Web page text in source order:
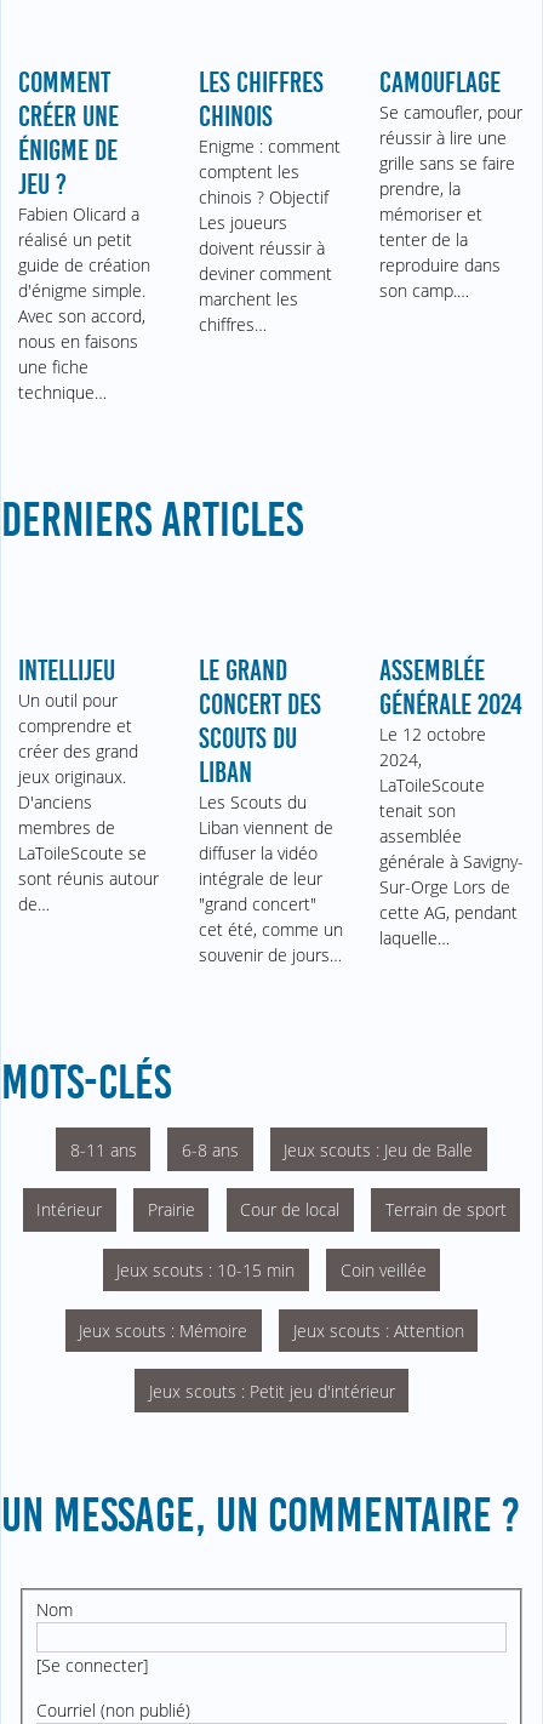
COMMENT
CRÉER UNE
ÉNIGME DE
JEU ?
Fabien Olicard a
réalisé un petit
guide de création
d'énigme simple.
Avec son accord,
nous en faisons
une fiche
technique…
LES CHIFFRES
CHINOIS
Enigme : comment
comptent les
chinois ? Objectif
Les joueurs
doivent réussir à
deviner comment
marchent les
chiffres…
CAMOUFLAGE
Se camoufler, pour
réussir à lire une
grille sans se faire
prendre, la
mémoriser et
tenter de la
reproduire dans
son camp.…
DERNIERS ARTICLES
INTELLIJEU
Un outil pour
comprendre et
créer des grand
jeux originaux.
D'anciens
membres de
LaToileScoute se
sont réunis autour
de…
LE GRAND
CONCERT DES
SCOUTS DU
LIBAN
Les Scouts du
Liban viennent de
diffuser la vidéo
intégrale de leur
"grand concert"
cet été, comme un
souvenir de jours…
ASSEMBLÉE
GÉNÉRALE 2024
Le 12 octobre
2024,
LaToileScoute
tenait son
assemblée
générale à Savigny-
Sur-Orge Lors de
cette AG, pendant
laquelle…
MOTS-CLÉS
8-11 ans 6-8 ans Jeux scouts : Jeu de Balle
Intérieur Prairie Cour de local Terrain de sport
Jeux scouts : 10-15 min Coin veillée
Jeux scouts : Mémoire Jeux scouts : Attention
Jeux scouts : Petit jeu d'intérieur
UN MESSAGE, UN COMMENTAIRE ?
Nom
[Se connecter]
Courriel (non publié)